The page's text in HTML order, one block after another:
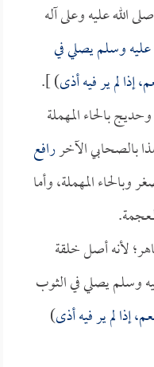
الله عليه وعلى آله
وسلم يصلي في
إذا لم ير فيه أذى) ].
بالحاء المهملة
بالصحابي الآخررافع
وبالحاء المهملة، وأما
لأنه أصل خلقة
وسلم يصلي في الثوب
إذا لم ير فيه أذى)